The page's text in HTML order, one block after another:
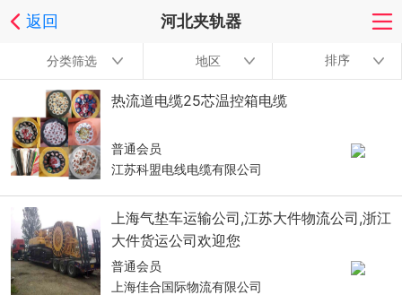
返回 河北夹轨器
分类筛选 地区 排序
热流道电缆25芯温控箱电缆
普通会员
江苏科盟电线电缆有限公司
上海气垫车运输公司,江苏大件物流公司,浙江
大件货运公司欢迎您
普通会员
上海佳合国际物流有限公司